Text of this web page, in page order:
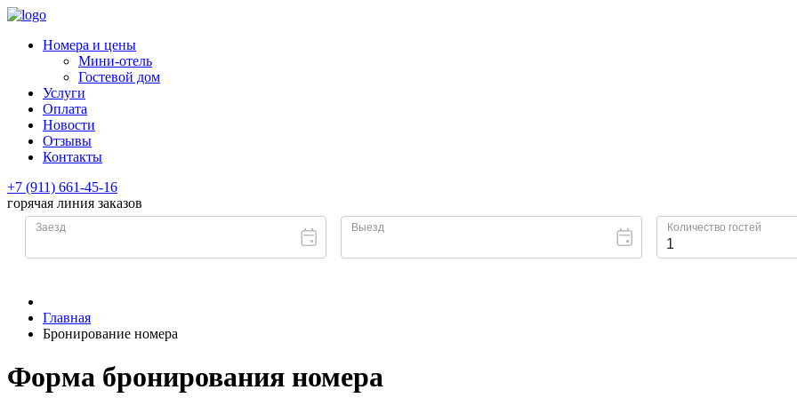
Номера и цены
Мини-отель
Гостевой дом
Услуги
Оплата
Новости
Отзывы
Контакты
+7 (911) 661-45-16
горячая линия заказов
Главная
Бронирование номера
Форма бронирования номера